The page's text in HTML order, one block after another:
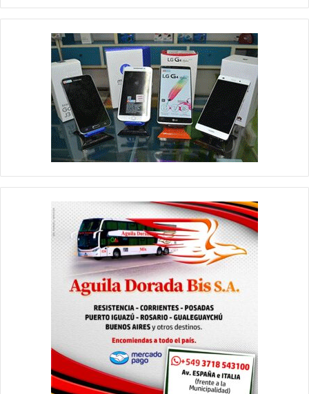
lo acontecido, momentos después compareció
espontáneamente e hizo entrega de varios bienes del
Establecimiento Educativo que habían sido denunciado como
sustraídos y que los había hallado en el dormitorio del hijo.